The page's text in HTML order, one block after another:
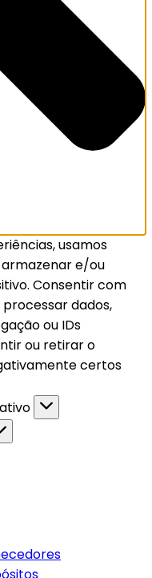
usamos
e/ou
Consentir com
dados,
ou IDs
ou retirar o
certos